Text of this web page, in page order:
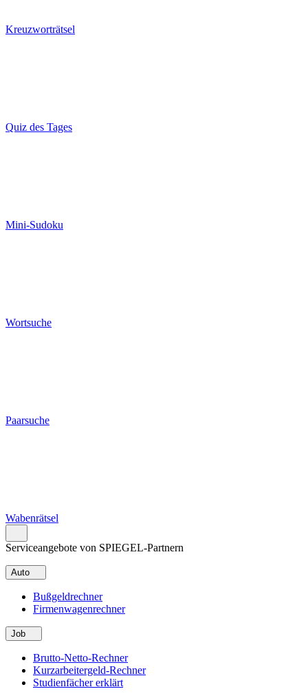
Kreuzworträtsel
Quiz des Tages
Mini-Sudoku
Wortsuche
Paarsuche
Wabenrätsel
Serviceangebote von SPIEGEL-Partnern
Auto
Bußgeldrechner
Firmenwagenrechner
Job
Brutto-Netto-Rechner
Kurzarbeitergeld-Rechner
Studienfächer erklärt